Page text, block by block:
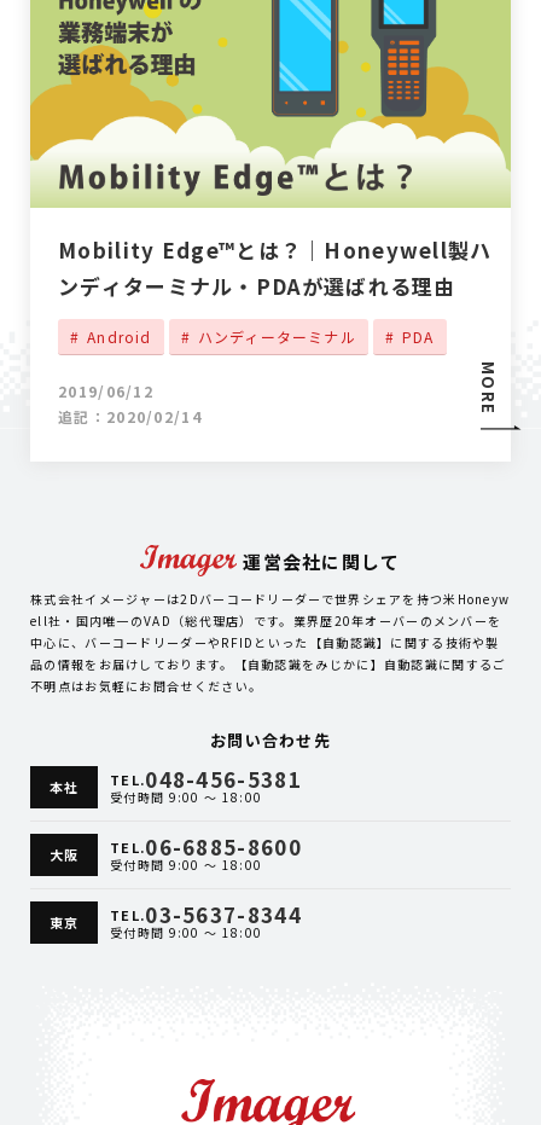
MORE
Mobility Edge™とは？｜Honeywell製ハ
ンディターミナル・PDAが選ばれる理由
Android ハンディーターミナル PDA
2019/06/12
追記：2020/02/14
運営会社に関して
株式会社イメージャーは2Dバーコードリーダーで世界シェアを持つ米Honeyw
ell社・国内唯一のVAD（総代理店）です。業界歴20年オーバーのメンバーを
中心に、バーコードリーダーやRFIDといった【自動認識】に関する技術や製
品の情報をお届けしております。【自動認識をみじかに】自動認識に関するご
不明点はお気軽にお問合せください。
お問い合わせ先
本社 TEL.048-456-5381
受付時間 9:00 ～ 18:00
大阪 TEL.06-6885-8600
受付時間 9:00 ～ 18:00
東京 TEL.03-5637-8344
受付時間 9:00 ～ 18:00